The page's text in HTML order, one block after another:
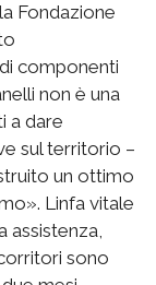
Fondazione
componenti
non è una
a dare
sul territorio –
un ottimo
Linfa vitale
assistenza,
sono